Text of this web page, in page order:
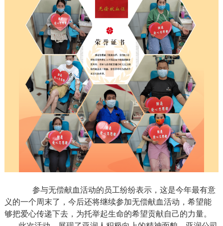
参与无偿献血活动的员工纷纷表示，这是今年最有意
义的一个周末了，今后还将继续参加无偿献血活动，希望能
够把爱心传递下去，为托举起生命的希望贡献自己的力量。